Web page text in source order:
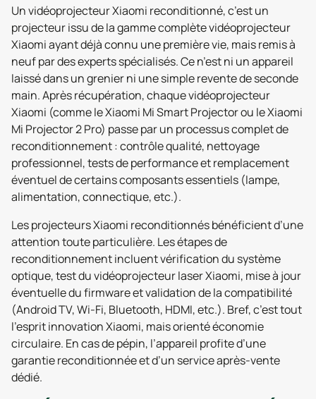
Un vidéoprojecteur Xiaomi reconditionné, c’est un
projecteur issu de la gamme complète vidéoprojecteur
Xiaomi ayant déjà connu une première vie, mais remis à
neuf par des experts spécialisés. Ce n’est ni un appareil
laissé dans un grenier ni une simple revente de seconde
main. Après récupération, chaque vidéoprojecteur
Xiaomi (comme le Xiaomi Mi Smart Projector ou le Xiaomi
Mi Projector 2 Pro) passe par un processus complet de
reconditionnement : contrôle qualité, nettoyage
professionnel, tests de performance et remplacement
éventuel de certains composants essentiels (lampe,
alimentation, connectique, etc.).
Les projecteurs Xiaomi reconditionnés bénéficient d’une
attention toute particulière. Les étapes de
reconditionnement incluent vérification du système
optique, test du vidéoprojecteur laser Xiaomi, mise à jour
éventuelle du firmware et validation de la compatibilité
(Android TV, Wi-Fi, Bluetooth, HDMI, etc.). Bref, c’est tout
l’esprit innovation Xiaomi, mais orienté économie
circulaire. En cas de pépin, l’appareil profite d’une
garantie reconditionnée et d’un service après-vente
dédié.